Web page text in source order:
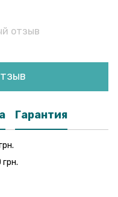
отзыв
Гарантия